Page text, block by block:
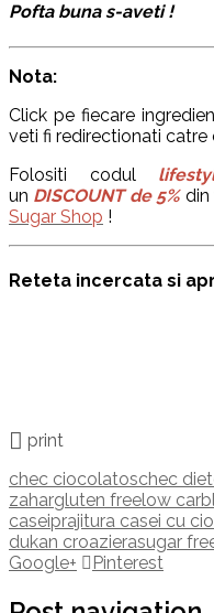
Pofta buna s-aveti !
Nota:
Click pe fiecare
veti fi redirectionati catre
Folositi codul
un DISCOUNT de 5%din
Sugar Shop !
Reteta incercata si
print
chec ciocolatoschec
zahargluten freelow carb
caseiprajitura casei cu
dukan croazierasugar
Google+
Pinterest